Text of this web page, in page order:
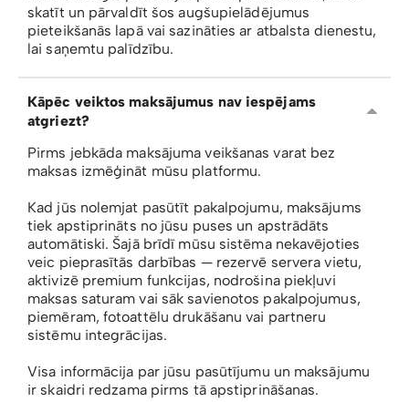
skatīt un pārvaldīt šos augšupielādējumus
pieteikšanās lapā vai sazināties ar atbalsta dienestu,
lai saņemtu palīdzību.
Kāpēc veiktos maksājumus nav iespējams
atgriezt?
Pirms jebkāda maksājuma veikšanas varat bez
maksas izmēģināt mūsu platformu.
Kad jūs nolemjat pasūtīt pakalpojumu, maksājums
tiek apstiprināts no jūsu puses un apstrādāts
automātiski. Šajā brīdī mūsu sistēma nekavējoties
veic pieprasītās darbības — rezervē servera vietu,
aktivizē premium funkcijas, nodrošina piekļuvi
maksas saturam vai sāk savienotos pakalpojumus,
piemēram, fotoattēlu drukāšanu vai partneru
sistēmu integrācijas.
Visa informācija par jūsu pasūtījumu un maksājumu
ir skaidri redzama pirms tā apstiprināšanas.